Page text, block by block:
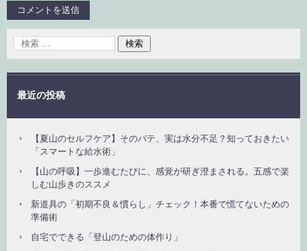
最近の投稿
【夏山のセルフケア】そのバテ、実は水分不足？知っておきたい
「スマートな給水術」
【山の呼吸】一歩進むたびに、感覚が研ぎ澄まされる。五感で楽
しむ山歩きのススメ
新道具の「初期不良＆慣らし」チェック！本番で慌てないための
準備術
自宅でできる「登山のための体作り」